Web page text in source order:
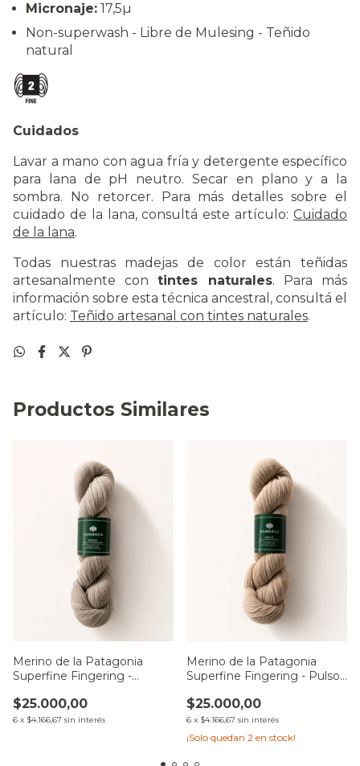
Micronaje: 17,5µ
Non-superwash - Libre de Mulesing - Teñido
natural
Cuidados
Lavar a mano con agua fría y detergente específico
para lana de pH neutro. Secar en plano y a la
sombra. No retorcer. Para más detalles sobre el
cuidado de la lana, consultá este artículo:Cuidado
de la lana.
Todas nuestras madejas de color están teñidas
artesanalmente contintes naturales. Para más
información sobre esta técnica ancestral, consultá el
artículo: Teñido artesanal con tintes naturales.
Productos Similares
Merino de la Patagonia
Superfine Fingering -
$25.000,00
6 x $4.166,67 sin interés
Merino de la Patagonia
Superfine Fingering - Pulso
$25.000,00
6 x $4.166,67 sin interés
¡Solo quedan 2 en stock!